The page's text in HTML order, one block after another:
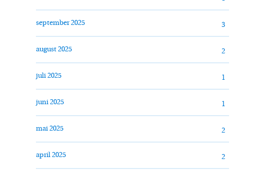
september 2025 3
august 2025 2
juli 2025 1
juni 2025 1
mai 2025 2
april 2025 2